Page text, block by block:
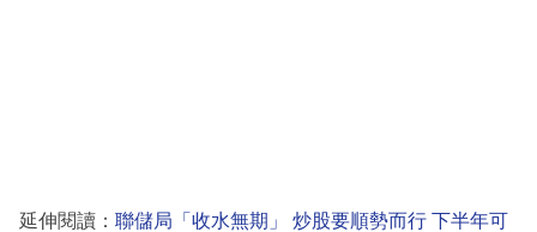
延伸閱讀： 聯儲局「收水無期」 炒股要順勢而行 下半年可